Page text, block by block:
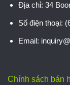
Địa chỉ: 34
Số điện thoại:
Email:
Chính sách bán